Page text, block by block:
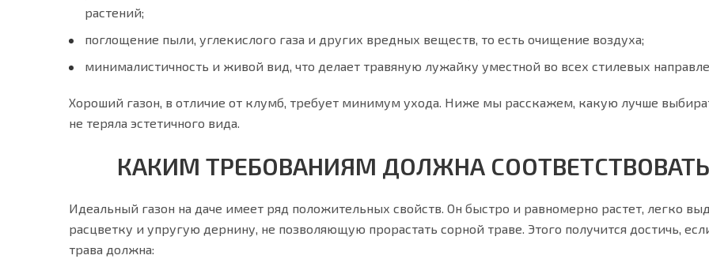
растений;
поглощение пыли, углекислого газа и других вредных веществ, то есть очищение воздуха;
минималистичность и живой вид, что делает травяную лужайку уместной во всех стилевых
Хороший газон, в отличие от клумб, требует минимум ухода. Ниже мы расскажем, какую лучше
не теряла эстетичного вида.
КАКИМ ТРЕБОВАНИЯМ ДОЛЖНА СООТВЕТСТВОВАТЬ
Идеальный газон на даче имеет ряд положительных свойств. Он быстро и равномерно растет, легко
расцветку и упругую дернину, не позволяющую прорастать сорной траве. Этого получится достичь,
трава должна: